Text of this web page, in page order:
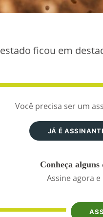
ficou em
Você precisa ser um
JÁ É
Conheça alguns
Assine agora